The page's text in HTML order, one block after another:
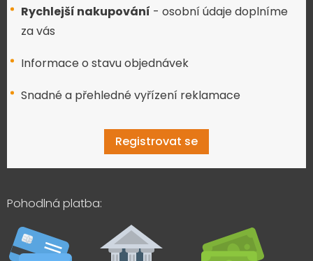
Rychlejší nakupování - osobní údaje doplníme
za vás
Informace o stavu objednávek
Snadné a přehledné vyřízení reklamace
Registrovat se
Pohodlná platba: